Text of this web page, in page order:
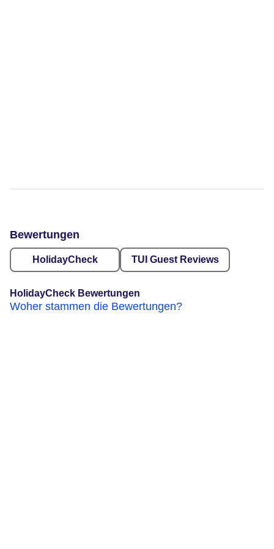
Bewertungen
HolidayCheck TUI Guest Reviews
HolidayCheck Bewertungen
Woher stammen die Bewertungen?